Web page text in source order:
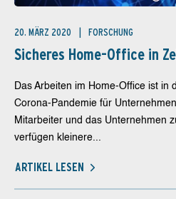
20. MÄRZ 2020 FORSCHUNG
Sicheres Home-Office in
Das Arbeiten im Home-Office ist in
Corona-Pandemie für
Mitarbeiter und das Unternehmen
verfügen kleinere...
ARTIKEL LESEN